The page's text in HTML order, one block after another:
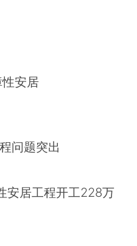
安居
问题突出
安居工程开工228万